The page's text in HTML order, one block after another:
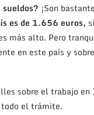
sueldos? ¡Son
es de 1.656 euros,
más alto. Pero
en este país y
sobre el trabajo
el trámite.